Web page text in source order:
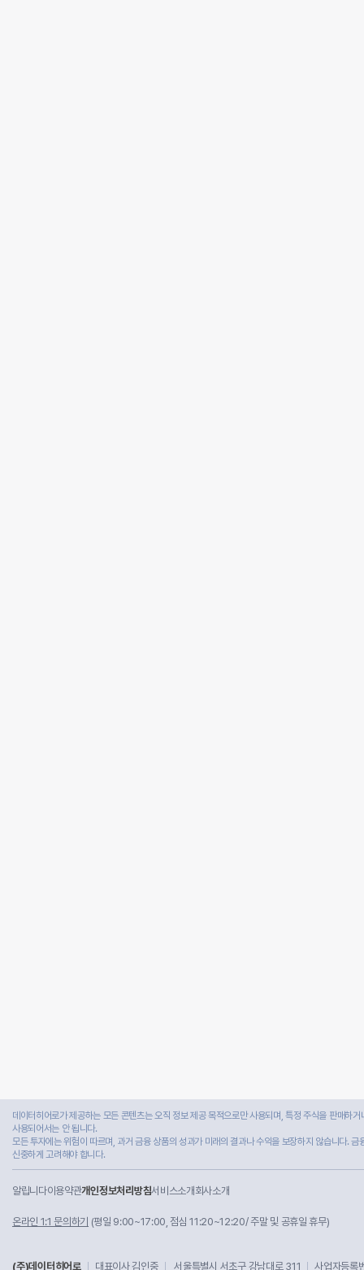
데이터히어로가 제공하는 모든 콘텐츠는 오직 정보 제공 목적으로만 사용되며, 특정 주식을 판매하
사용되어서는 안 됩니다.
모든 투자에는 위험이 따르며, 과거 금융 상품의 성과가 미래의 결과나 수익을 보장하지 않습니다.
신중하게 고려해야 합니다.
알립니다이용약관개인정보처리방침서비스소개 회사소개
온라인 1:1 문의하기 (평일 9:00~17:00, 점심 11:20~12:20/ 주말 및 공휴일 휴무)
(주)데이터히어로 대표이사 김인중 서울특별시 서초구 강남대로 311
사업자등